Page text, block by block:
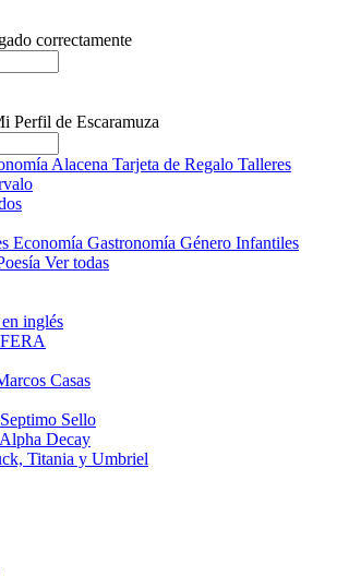
correctamente
Alacena Tarjeta de Regalo Talleres
Economía Gastronomía Género Infantiles
Ver todas
inglés
Casas
Sello
Decay
Titania y Umbriel